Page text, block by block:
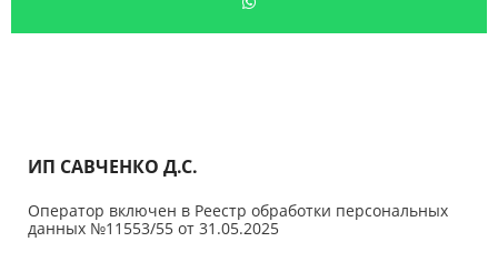
ИП САВЧЕНКО Д.С.
Оператор включен в Реестр обработки персональных
данных №11553/55 от 31.05.2025